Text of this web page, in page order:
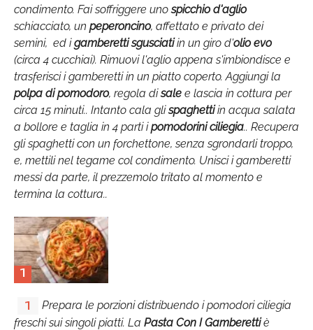
condimento. Fai soffriggere unospicchio d'aglio
schiacciato, un peperoncino, affettato e privato dei
semini, ed igamberetti sgusciatiin un giro d'olio evo
(circa 4 cucchiai). Rimuovi l'aglio appena s'imbiondisce e
trasferisci i gamberetti in un piatto coperto. Aggiungi la
polpa di pomodoro, regola disale e lascia in cottura per
circa 15 minuti.. Intanto cala glispaghettiin acqua salata
a bollore e taglia in 4 parti ipomodorini ciliegia.. Recupera
gli spaghetti con un forchettone, senza sgrondarli troppo,
e, mettili nel tegame col condimento. Unisci i gamberetti
messi da parte, il prezzemolo tritato al momento e
termina la cottura..
1
1
Prepara le porzioni distribuendo i pomodori ciliegia
freschi sui singoli piatti. La Pasta Con I Gamberettiè